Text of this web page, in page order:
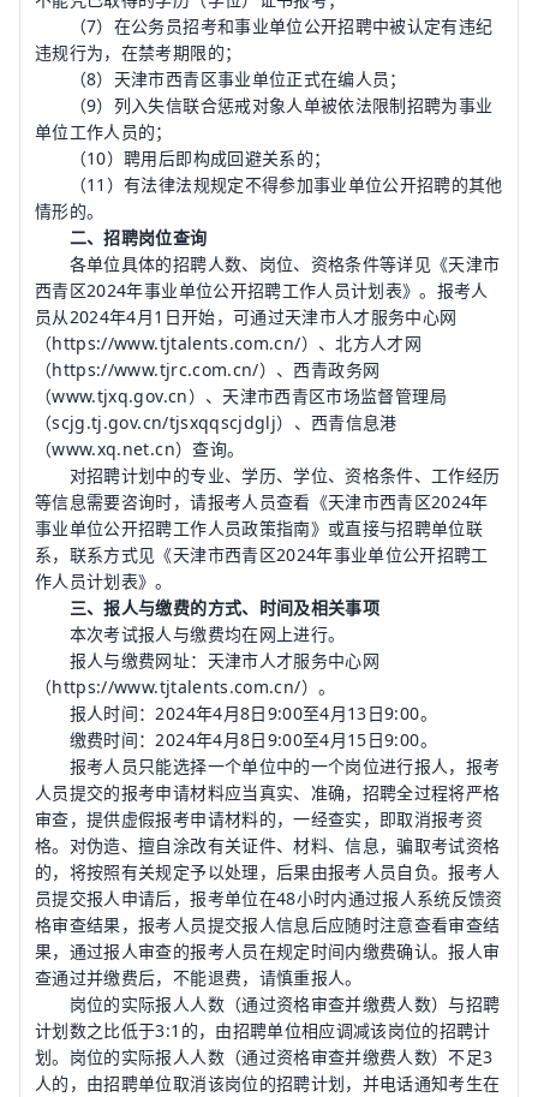
（7）在公务员招考和事业单位公开招聘中被认定有违纪
违规行为，在禁考期限的；
（8）天津市西青区事业单位正式在编人员；
（9）列入失信联合惩戒对象人单被依法限制招聘为事业
单位工作人员的；
（10）聘用后即构成回避关系的；
（11）有法律法规规定不得参加事业单位公开招聘的其他
情形的。
二、招聘岗位查询
各单位具体的招聘人数、岗位、资格条件等详见《天津市
西青区2024年事业单位公开招聘工作人员计划表》。报考人
员从2024年4月1日开始，可通过天津市人才服务中心网
（https://www.tjtalents.com.cn/）、北方人才网
（https://www.tjrc.com.cn/）、西青政务网
（www.tjxq.gov.cn）、天津市西青区市场监督管理局
（scjg.tj.gov.cn/tjsxqqscjdglj）、西青信息港
（www.xq.net.cn）查询。
对招聘计划中的专业、学历、学位、资格条件、工作经历
等信息需要咨询时，请报考人员查看《天津市西青区2024年
事业单位公开招聘工作人员政策指南》或直接与招聘单位联
系，联系方式见《天津市西青区2024年事业单位公开招聘工
作人员计划表》。
三、报人与缴费的方式、时间及相关事项
本次考试报人与缴费均在网上进行。
报人与缴费网址：天津市人才服务中心网
（https://www.tjtalents.com.cn/）。
报人时间：2024年4月8日9:00至4月13日9:00。
缴费时间：2024年4月8日9:00至4月15日9:00。
报考人员只能选择一个单位中的一个岗位进行报人，报考
人员提交的报考申请材料应当真实、准确，招聘全过程将严格
审查，提供虚假报考申请材料的，一经查实，即取消报考资
格。对伪造、擅自涂改有关证件、材料、信息，骗取考试资格
的，将按照有关规定予以处理，后果由报考人员自负。报考人
员提交报人申请后，报考单位在48小时内通过报人系统反馈资
格审查结果，报考人员提交报人信息后应随时注意查看审查结
果，通过报人审查的报考人员在规定时间内缴费确认。报人审
查通过并缴费后，不能退费，请慎重报人。
岗位的实际报人人数（通过资格审查并缴费人数）与招聘
计划数之比低于3:1的，由招聘单位相应调减该岗位的招聘计
划。岗位的实际报人人数（通过资格审查并缴费人数）不足3
人的，由招聘单位取消该岗位的招聘计划，并电话通知考生在